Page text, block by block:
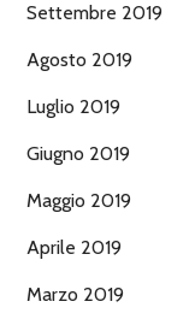
Settembre 2019
Agosto 2019
Luglio 2019
Giugno 2019
Maggio 2019
Aprile 2019
Marzo 2019